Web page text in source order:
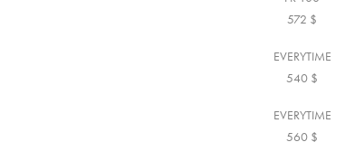
572 $
EVERYTIME
540 $
EVERYTIME
560 $